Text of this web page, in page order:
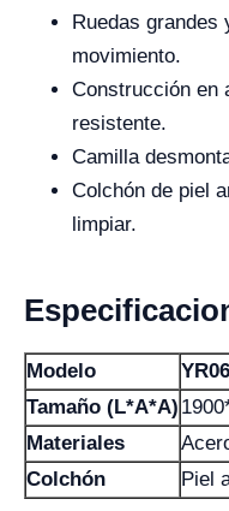
Ruedas grandes
movimiento.
Construcción en
resistente.
Camilla
Colchón de piel
limpiar.
Modelo
Tamaño (L*A*A)
Materiales
Colchón
Piel